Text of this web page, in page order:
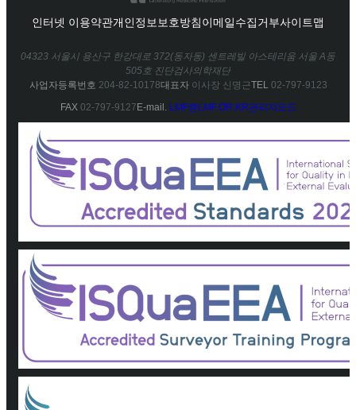
인터넷 이용약관개인정보보호방침이메일수집거부사이트맵
04323 서울시 용산구 한강대로 372(동자동) 센트레빌 아스테리움 서울 A동
505호 진단검사의학재단
사업자등록번호 204-82-10178대표자이사장 신명근TEL 02-797-9123
FAX 02-797-9127E-mail. LMF@LMF.OR.KR관리자모드